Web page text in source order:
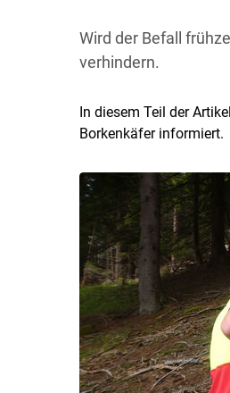
Wird der Befall
verhindern.
In diesem Teil der
Borkenkäfer informiert.